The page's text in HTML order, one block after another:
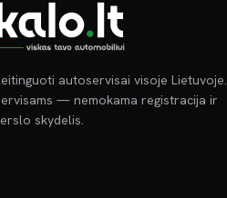
autoservisai visoje Lietuvoje.
— nemokama registracija ir
skydelis.